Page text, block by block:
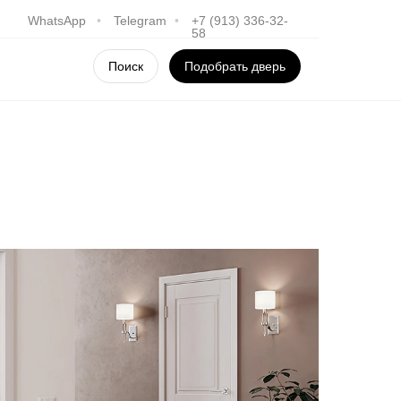
WhatsApp • Telegram •
+7 (913) 336-32-
58
Поиск Подобрать дверь